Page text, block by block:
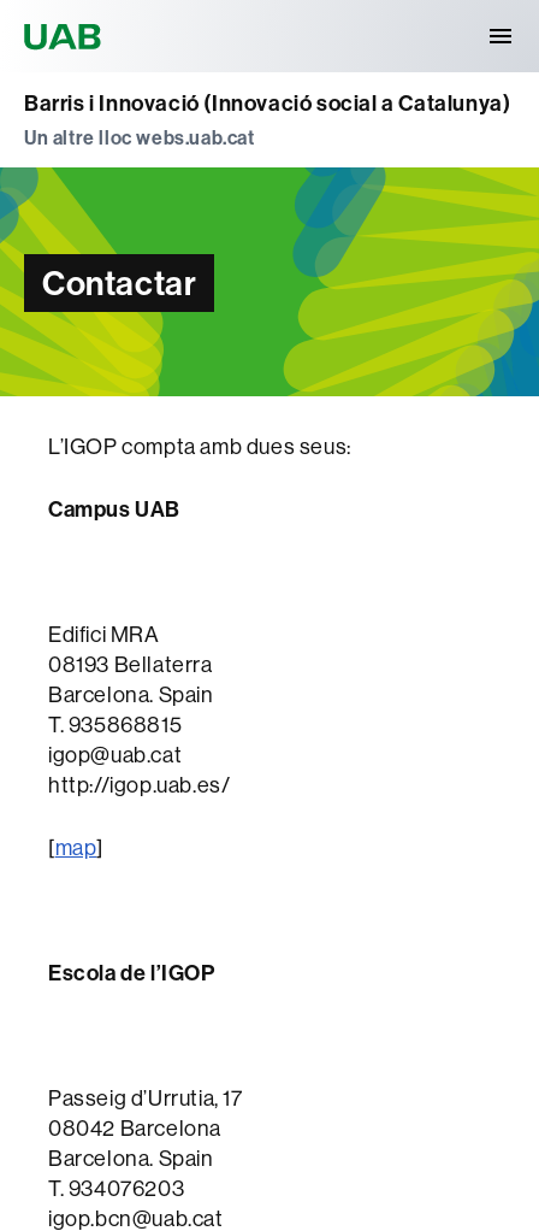
Barris i Innovació (Innovació social a Catalunya)
Un altre lloc webs.uab.cat
Contactar
L’IGOP compta amb dues seus:
Campus UAB
Edifici MRA
08193 Bellaterra
Barcelona. Spain
T. 935868815
igop@uab.cat
http://igop.uab.es/
[map]
Escola de l’IGOP
Passeig d’Urrutia, 17
08042 Barcelona
Barcelona. Spain
T. 934076203
igop.bcn@uab.cat